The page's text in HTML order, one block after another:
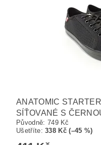
ANATOMIC
SÍŤOVANÉ S
Původně: 749 Kč
Ušetříte:338 Kč (–45 %)